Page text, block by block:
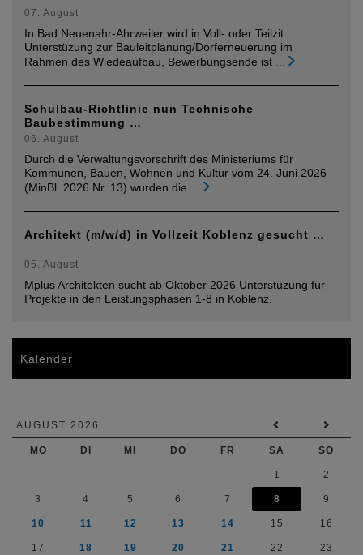
07. August
In Bad Neuenahr-Ahrweiler wird in Voll- oder Teilzit
Unterstüzung zur Bauleitplanung/Dorferneuerung im
Rahmen des Wiedeaufbau, Bewerbungsende ist ...
Schulbau-Richtlinie nun Technische
Baubestimmung …
06. August
Durch die Verwaltungsvorschrift des Ministeriums für
Kommunen, Bauen, Wohnen und Kultur vom 24. Juni 2026
(MinBl. 2026 Nr. 13) wurden die ...
Architekt (m/w/d) in Vollzeit Koblenz gesucht …
05. August
Mplus Architekten sucht ab Oktober 2026 Unterstüzung für
Projekte in den Leistungsphasen 1-8 in Koblenz.
Kalender
AUGUST 2026
MO DI MI DO FR SA SO
1 2
3 4 5 6 7 8 9
10 11 12 13 14 15 16
17 18 19 20 21 22 23